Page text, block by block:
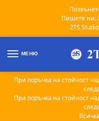
Пишете ни:
2TS
МЕНЮ
При поръчка на стойност
При поръчка на стойност